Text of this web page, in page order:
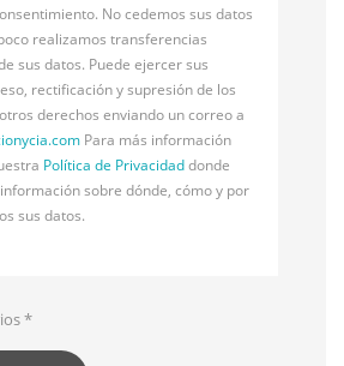
No cedemos sus datos
realizamos transferencias
sus datos. Puede ejercer sus
rectificación y supresión de los
derechos enviando un correo a
Para más información
Política de Privacidaddonde
sobre dónde, cómo y por
sus datos.
*